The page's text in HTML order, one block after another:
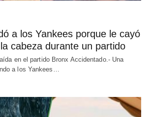
a los Yankees porque le cayó
cabeza durante un partido
en el partido Bronx Accidentado.- Una
a los Yankees…